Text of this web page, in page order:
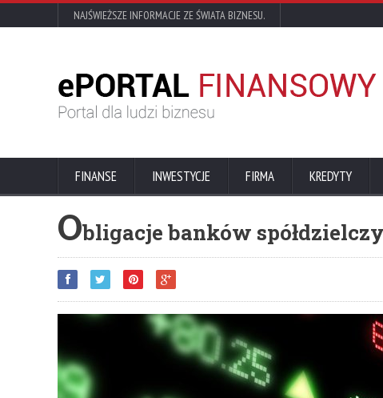
NAJŚWIEŻSZE INFORMACJE ZE ŚWIATA BIZNESU.
FINANSE INWESTYCJE FIRMA KREDYTY
Obligacje banków